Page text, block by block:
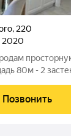
, 220
2020
80м - 2
12м - Сан/
Позвонить